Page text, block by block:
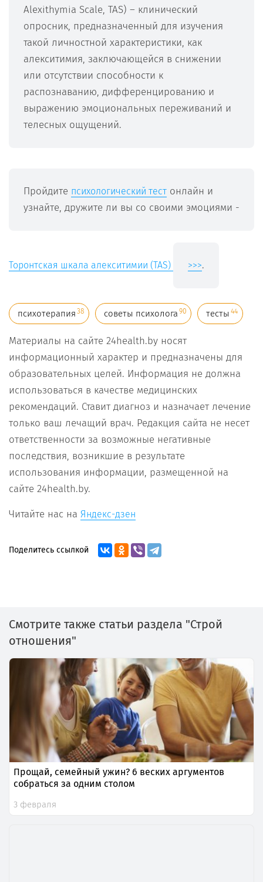
Alexithymia Scale, TAS) – клинический
опросник, предназначенный для изучения
такой личностной характеристики, как
алекситимия, заключающейся в снижении
или отсутствии способности к
распознаванию, дифференцированию и
выражению эмоциональных переживаний и
телесных ощущений.
Пройдите психологический тест онлайн и
узнайте, дружите ли вы со своими эмоциями -
Торонтская шкала алекситимии (TAS) >>>.
психотерапия 38 советы психолога 90 тесты 44
Материалы на сайте 24health.by носят
информационный характер и предназначены для
образовательных целей. Информация не должна
использоваться в качестве медицинских
рекомендаций. Ставит диагноз и назначает лечение
только ваш лечащий врач. Редакция сайта не несет
ответственности за возможные негативные
последствия, возникшие в результате
использования информации, размещенной на
сайте 24health.by.
Читайте нас на Яндекс-дзен
Поделитесь ссылкой
Смотрите также статьи раздела "Строй
отношения"
Прощай, семейный ужин? 6 веских аргументов
собраться за одним столом
3 февраля